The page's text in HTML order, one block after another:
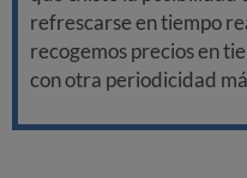
refrescarse en tiempo
recogemos precios en
con otra periodicidad